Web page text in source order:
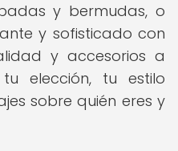
y bermudas, o
y sofisticado con
y accesorios a
elección, tu estilo
sobre quién eres y